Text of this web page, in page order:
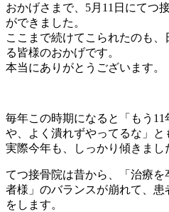
おかげさまで、5月11日にてつ
ができました。
ここまで続けてこられたのも
る皆様のおかげです。
本当にありがとうございます。
毎年この時期になると「もう
や、よく潰れずやってるな」と
実際今年も、しっかり傾きまし
てつ接骨院は昔から、「治療
者様」のバランスが崩れて、
をします。